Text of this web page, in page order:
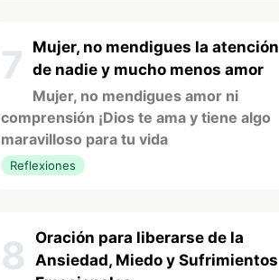
7
Mujer, no mendigues la atención
de nadie y mucho menos amor
Mujer, no mendigues amor ni
comprensión ¡Dios te ama y tiene algo
maravilloso para tu vida
Reflexiones
8
Oración para liberarse de la
Ansiedad, Miedo y Sufrimientos